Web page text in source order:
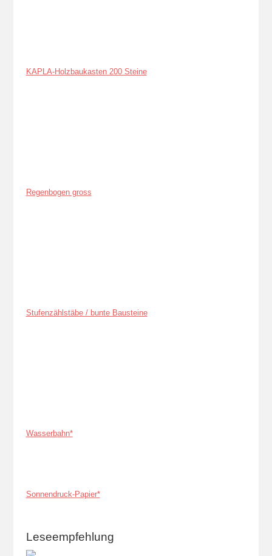
KAPLA-Holzbaukasten 200 Steine
Regenbogen gross
Stufenzählstäbe / bunte Bausteine
Wasserbahn*
Sonnendruck-Papier*
Leseempfehlung